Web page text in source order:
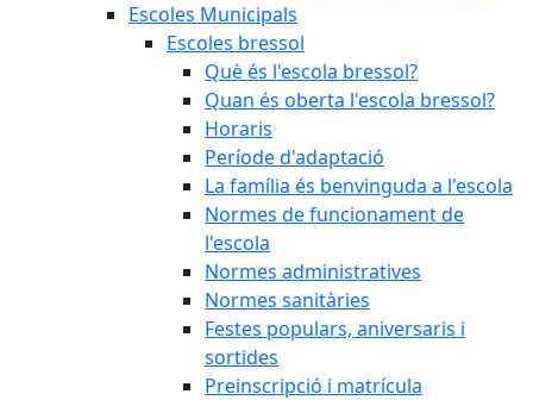
Escoles Municipals
Escoles bressol
Què és l'escola bressol?
Quan és oberta l'escola bressol?
Horaris
Període d'adaptació
La família és benvinguda a l'escola
Normes de funcionament de
l'escola
Normes administratives
Normes sanitàries
Festes populars, aniversaris i
sortides
Preinscripció i matrícula